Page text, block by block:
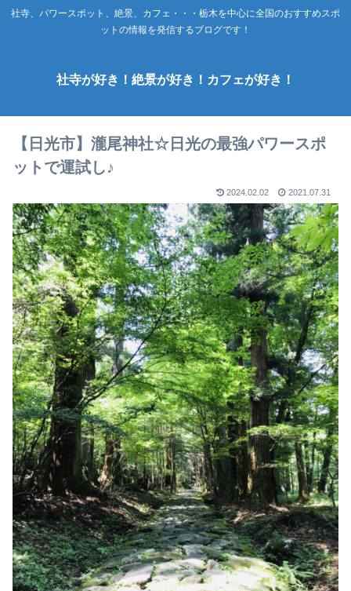
社寺、パワースポット、絶景、カフェ・・・栃木を中心に全国のおすすめスポ
ットの情報を発信するブログです！
社寺が好き！絶景が好き！カフェが好き！
【日光市】瀧尾神社☆日光の最強パワースポ
ットで運試し♪
2024.02.02 2021.07.31